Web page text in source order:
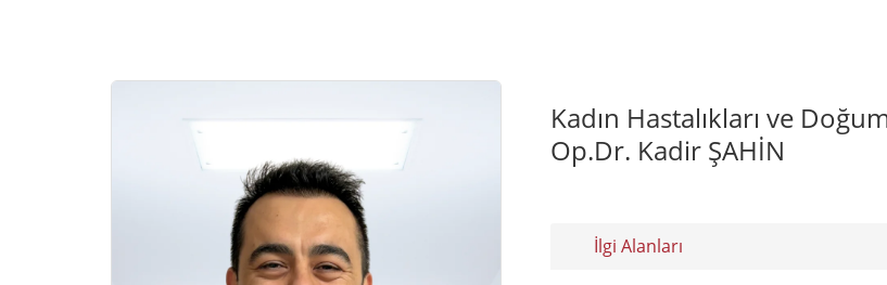
Kadın Hastalıkları ve
Op.Dr. Kadir ŞAHİN
İlgi Alanları